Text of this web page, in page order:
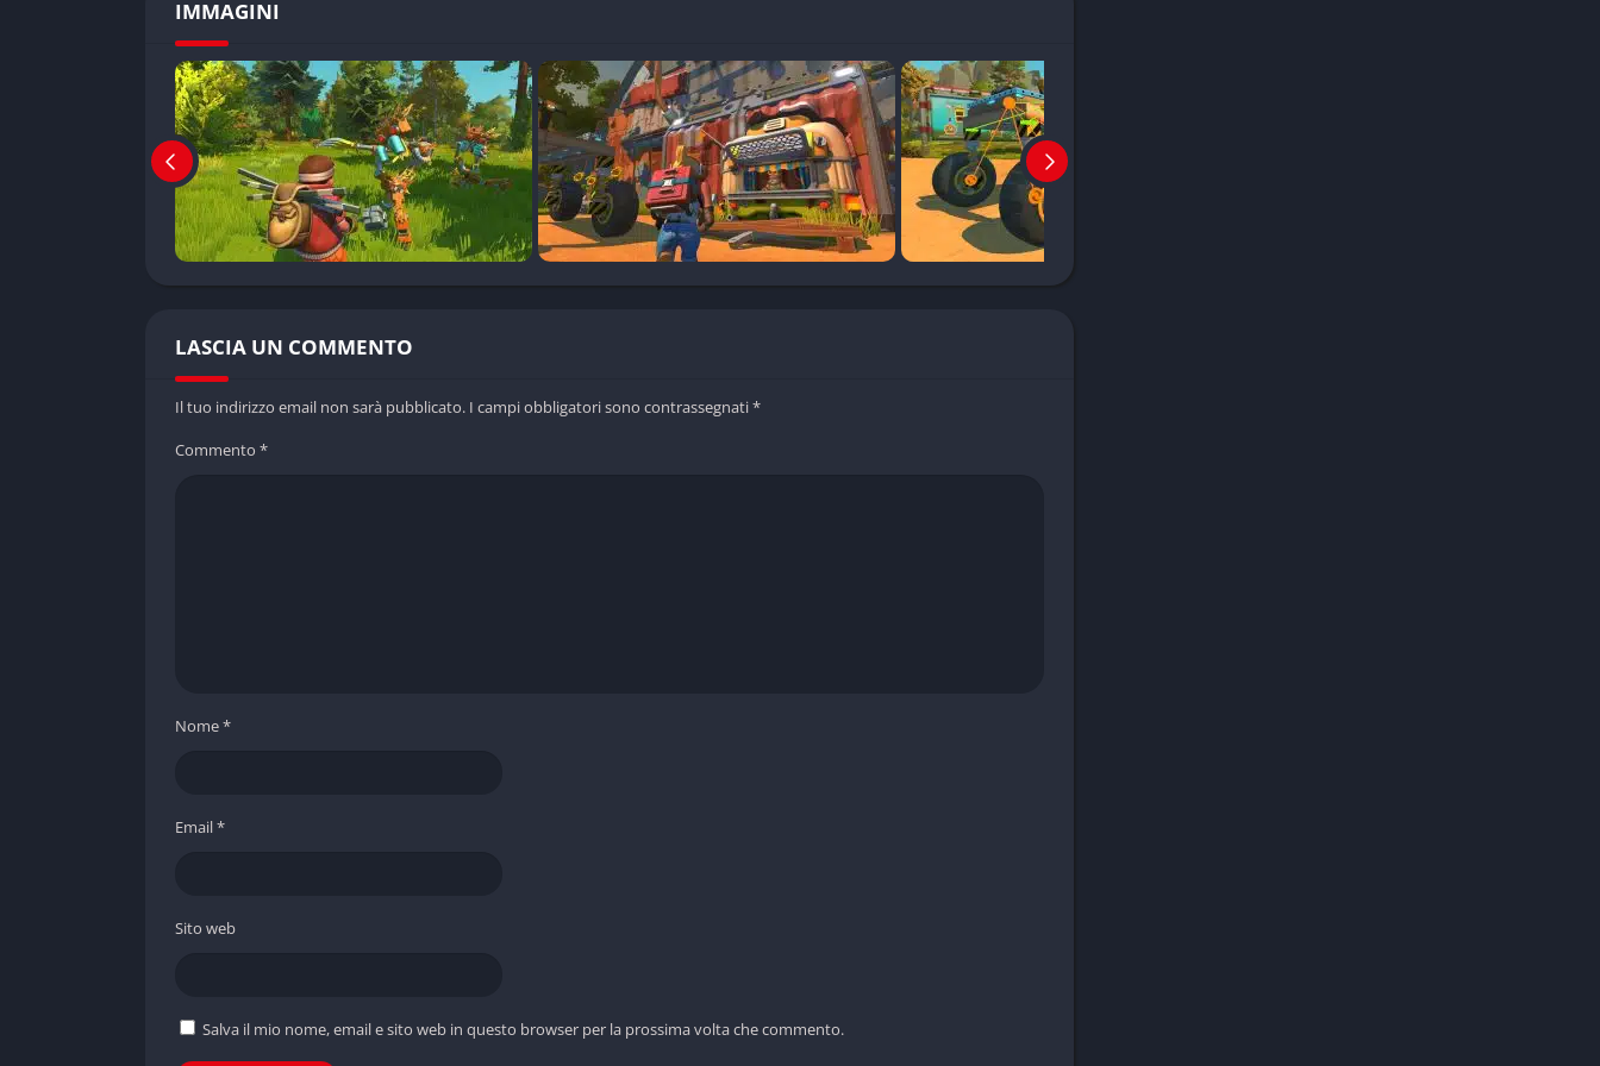
IMMAGINI
LASCIA UN COMMENTO
Il tuo indirizzo email non sarà pubblicato. I campi obbligatori sono contrassegnati*
Commento *
Nome*
Email*
Sito web
Salva il mio nome, email e sito web in questo browser per la prossima volta che commento.